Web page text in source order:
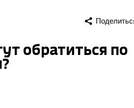
обратиться по